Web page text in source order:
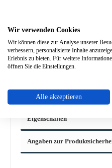
Frage
Beschreibung
Eckdaten: S…Mehr
Eigenschaften
Angaben zur
Wir verwenden Cookies
Wir können diese zur Analyse unserer
verbessern, personalisierte Inhalte
Erlebnis zu bieten. Für weitere
öffnen Sie die Einstellungen.
Alle akzeptieren